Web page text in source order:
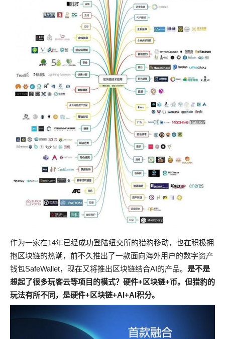
作为一家在14年已经成功登陆纽交所的猎豹移动，也在积极拥
抱区块链的热潮，前不久推出了一款面向海外用户的数字资产
钱包SafeWallet，现在又将推出区块链结合AI的产品。 是不是
想起了很多玩客云等项目的模式？硬件+区块链+币。但猎豹的
玩法有所不同，是硬件+区块链+AI+AI积分。